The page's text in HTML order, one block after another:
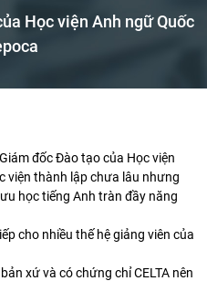
Học viện Anh ngữ Quốc
đốc Đào tạo của Học viện
viện thành lập chưa lâu nhưng
học tiếng Anh tràn đầy năng
cho nhiều thế hệ giảng viên của
xứ và có chứng chỉ CELTA nên